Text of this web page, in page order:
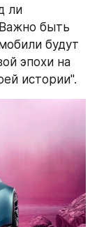
ли
быть
будут
эпохи на
истории".